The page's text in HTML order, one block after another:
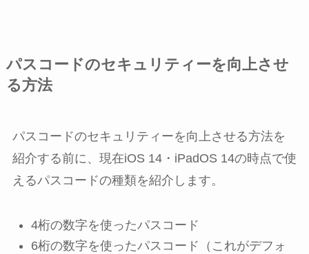
パスコードのセキュリティーを向上させ
る方法
パスコードのセキュリティーを向上させる方法を
紹介する前に、現在iOS 14・iPadOS 14の時点で使
えるパスコードの種類を紹介します。
4桁の数字を使ったパスコード
6桁の数字を使ったパスコード（これがデフォ